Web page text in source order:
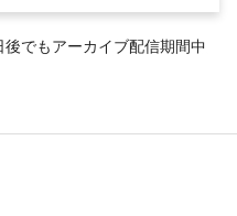
でもアーカイブ配信期間中